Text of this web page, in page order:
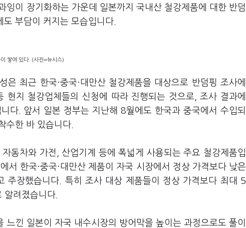
이 장기화하는 가운데 일본까지 국내산 철강제품에 대한 반덤
부담이 커지는 모습입니다.
쌓여 있다. (사진=뉴시스)
최근 한국·중국·대만산 철강제품을 대상으로 반덤핑 조사에
현지 철강업체들의 신청에 따라 진행되는 것으로, 조사 결과에
다. 앞서 일본 정부는 지난해 8월에도 한국과 중국에서 수입되
수한 바 있습니다.
동차와 가전, 산업기계 등에 폭넓게 사용되는 주요 철강제품입
서 한국·중국·대만산 제품이 자국 시장에서 정상 가격보다 낮은
주장했습니다. 특히 조사 대상 제품들이 정상 가격보다 최대 5
려졌습니다.
낀 일본이 자국 내수시장의 방어막을 높이는 과정으로도 풀이